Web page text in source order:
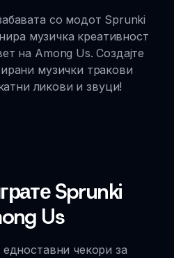
со модот Sprunki
музичка креативност
на Among Us. Создајте
музички тракови
ликови и звуци!
Sprunki
Us
чекори за